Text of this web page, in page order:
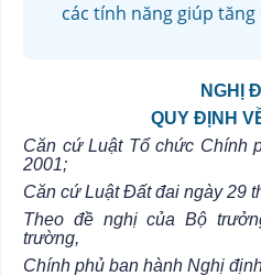
các tính năng giúp
NGHỊ
QUY ĐỊNH
Căn cứ Luật Tổ chức Chính
2001;
Căn cứ Luật Đất đai ngày 29
Theo đề nghị của Bộ
trường,
Chính phủ ban hành Nghị